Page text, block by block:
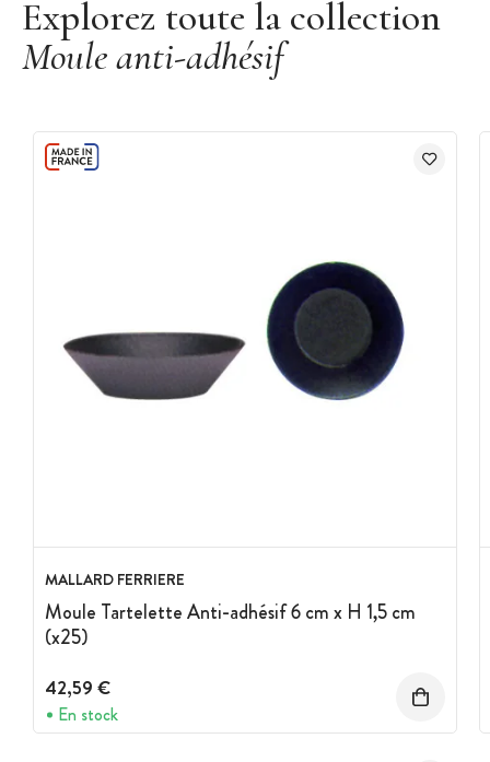
Explorez toute la collection
Moule anti-adhésif
MALLARD FERRIERE
Moule Tartelette Anti-adhésif 6 cm x H 1,5 cm
(x25)
42,59 €
En stock